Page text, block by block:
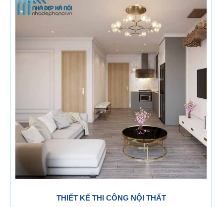
THIẾT KẾ THI CÔNG NỘI THẤT